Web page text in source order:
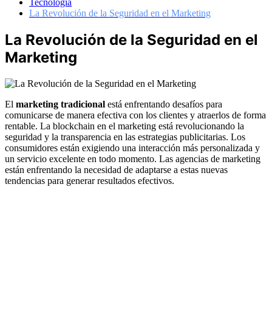
Tecnología
La Revolución de la Seguridad en el Marketing
La Revolución de la Seguridad en el
Marketing
El marketing tradicional está enfrentando desafíos para
comunicarse de manera efectiva con los clientes y atraerlos de forma
rentable. La blockchain en el marketing está revolucionando la
seguridad y la transparencia en las estrategias publicitarias. Los
consumidores están exigiendo una interacción más personalizada y
un servicio excelente en todo momento. Las agencias de marketing
están enfrentando la necesidad de adaptarse a estas nuevas
tendencias para generar resultados efectivos.